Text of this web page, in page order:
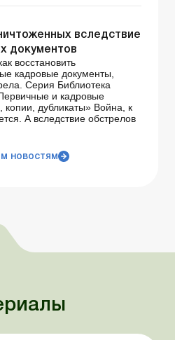
вследствие
документов
восстановить
кадровые документы,
Серия Библиотека
и кадровые
дубликаты» Война, к
А вследствие обстрелов
новостям